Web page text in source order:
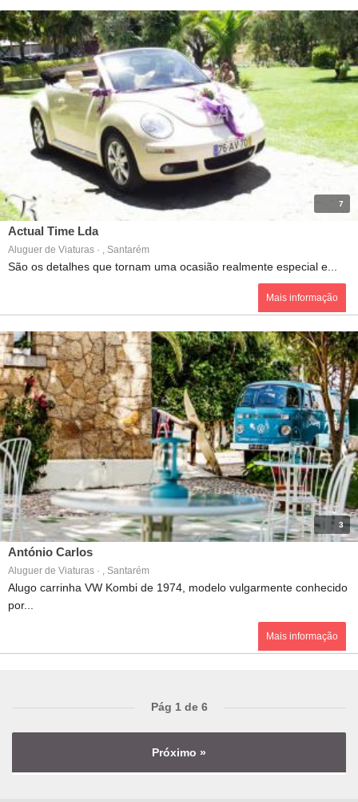
7
Actual Time Lda
Aluguer de Viaturas · , Santarém
São os detalhes que tornam uma ocasião realmente especial e...
Mais informação
3
António Carlos
Aluguer de Viaturas · , Santarém
Alugo carrinha VW Kombi de 1974, modelo vulgarmente conhecido
por...
Mais informação
Pág 1 de 6
Próximo »